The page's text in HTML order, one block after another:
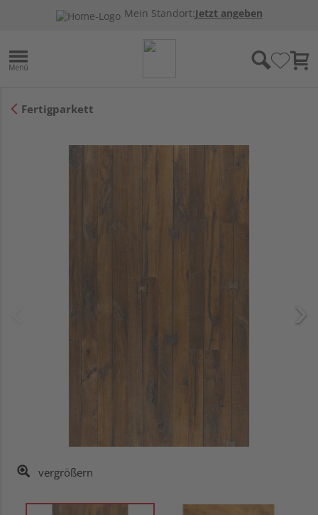
Mein Standort:Jetzt angeben
Fertigparkett
vergrößern